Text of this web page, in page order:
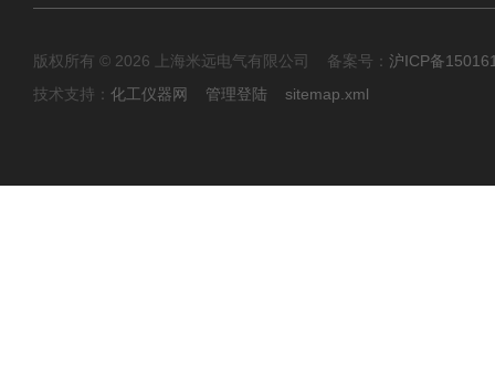
版权所有 © 2026 上海米远电气有限公司 备案号： 沪ICP备
技术支持： 化工仪器网 管理登陆 sitemap.xml